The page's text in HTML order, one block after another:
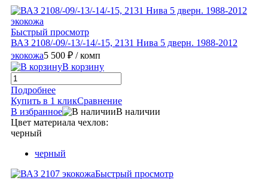
Быстрый просмотр
ВАЗ 2108/-09/-13/-14/-15, 2131 Нива 5 дверн. 1988-2012
экокожа5 500 ₽ / комп
В корзину
Подробнее
Купить в 1 кликСравнение
В избранное
В наличии
Цвет материала чехлов:
черный
черный
Быстрый просмотр